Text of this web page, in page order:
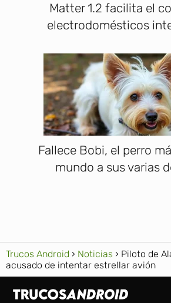
Matter 1.2 facilita el
electrodomésticos
Fallece Bobi, el perro
mundo a sus varias
Trucos Android Noticias
Piloto de
acusado de intentar estrellar avión